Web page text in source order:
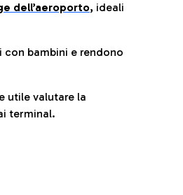
dell’aeroporto, ideali
bambini e rendono
utile valutare la
terminal.